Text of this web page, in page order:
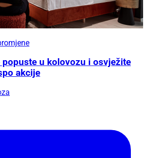
popuste u kolovozu i osvježite
akcije